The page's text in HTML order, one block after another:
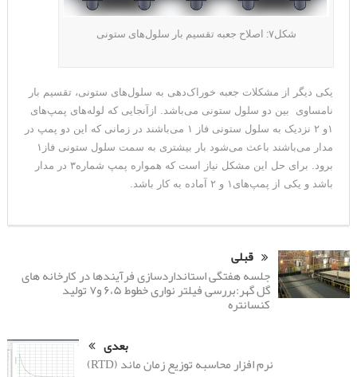
شکل۷: اصلاح جعبه تقسیم بار سلول‌های ستونی
یکی دیگر از مشکلات جعبه خوراک‌دهی به سلول‌های ستونی، تقسیم بار
نامساوی بین دو سلول ستونی می‌باشد. ازآنجایی که لوله‌های پمپ‌های
۱و ۲ نزدیک به سلول‌ ستونی فاز ۱ می‌باشند در زمانی که این دو پمپ در
مدار می‌باشند باعث می‌شود بار بیشتری به سمت سلول ستونی فاز۱
برود. برای حل این مشکل نیاز است که همواره پمپ شماره۳ در مدار
باشد و یکی از پمپ‌های۱ و ۲ آماده به کار باشد.
قبلی
جلسه هفتگی استانداردسازی فرآیندها در کارخانه های
گل گهر:بررسی فیلتر نواری خطوط ۶،۵ و۷ تولید
کنسانتره
بعدی
نرم افزار محاسبه توزیع زمان ماند (RTD)